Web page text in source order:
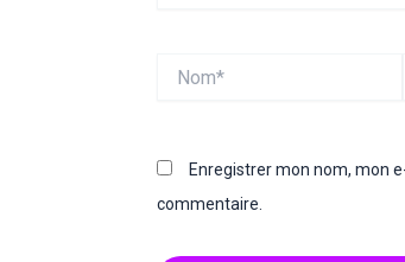
Enregistrer mon nom, mon
commentaire.